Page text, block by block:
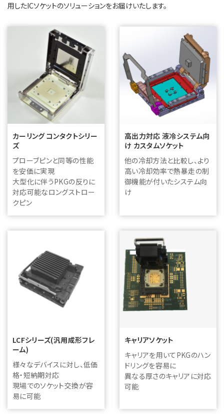
用したICソケットのソリューションをお届けいたします。
カーリング コンタクトシリー
ズ
プローブピンと同等の性能
を安価に実現
大型化に伴うPKGの反りに
対応可能なロングストロー
クピン
高出力対応 液冷システム向
け カスタムソケット
他の冷却方法と比較し、より
高い冷却効率で熱暴走の制
御機能が付いたシステム向
け
LCFシリーズ(汎用成形フレ
ーム)
様々なデバイスに対し、低価
格・短納期対応
現場でのソケット交換が容
易に可能
キャリアソケット
キャリアを用いてPKGのハン
ドリングを容易に
異なる厚さのキャリアに対応
可能